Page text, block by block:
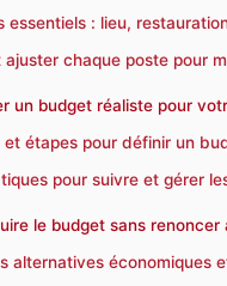
essentiels : lieu,
ajuster chaque poste pour
un budget réaliste pour
et étapes pour définir un
pour suivre et gérer
le budget sans
alternatives économiques